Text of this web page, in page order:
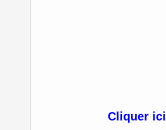
Cliquer ici